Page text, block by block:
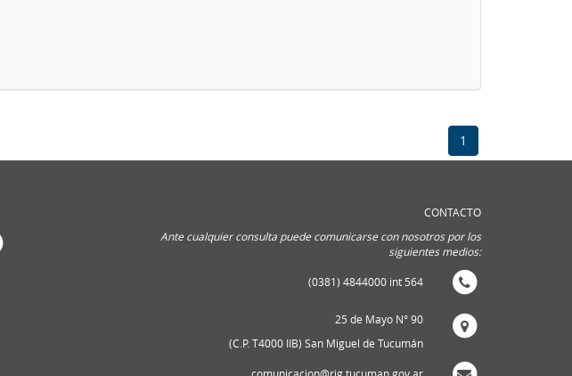
1
CONTACTO
Ante cualquier consulta puede comunicarse con nosotros por los
siguientes medios:
(0381) 4844000 int 564
25 de Mayo N° 90
(C.P. T4000 IIB) San Miguel de Tucumán